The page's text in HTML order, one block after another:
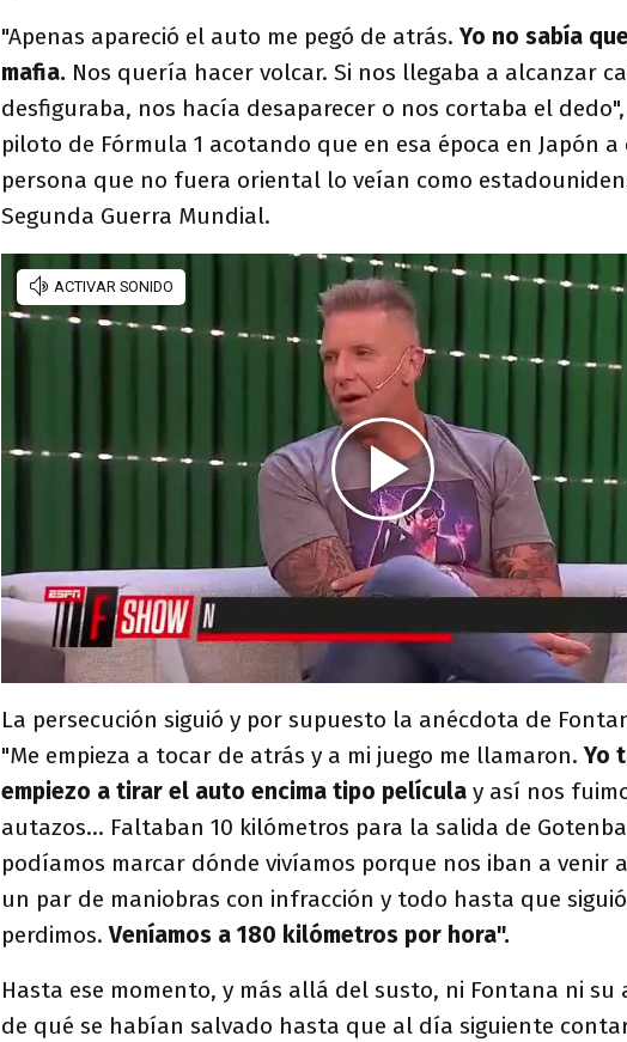
"Apenas apareció el auto me pegó de atrás. Yo no sabía
mafia. Nos quería hacer volcar. Si nos llegaba a alcanzar
desfiguraba, nos hacía desaparecer o nos cortaba el
piloto de Fórmula 1 acotando que en esa época en Japón
persona que no fuera oriental lo veían como
Segunda Guerra Mundial.
La persecución siguió y por supuesto la anécdota de
"Me empieza a tocar de atrás y a mi juego me llamaron. Yo
empiezo a tirar el auto encima tipo película y así nos
autazos... Faltaban 10 kilómetros para la salida de
podíamos marcar dónde vivíamos porque nos iban a venir
un par de maniobras con infracción y todo hasta que
perdimos.Veníamos a 180 kilómetros por hora".
Hasta ese momento, y más allá del susto, ni Fontana ni su
de qué se habían salvado hasta que al día siguiente